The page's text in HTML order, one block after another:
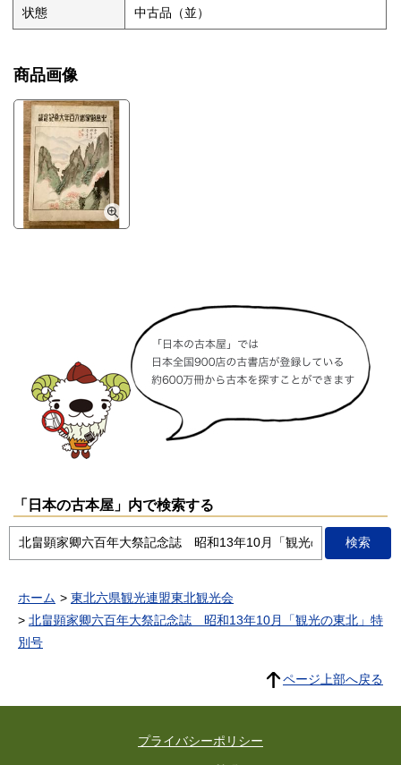
状態 中古品（並）
商品画像
「日本の古本屋」内で検索する
ホーム
東北六県観光連盟東北観光会
北畠顕家卿六百年大祭記念誌 昭和13年10月「観光の東北」特
別号
ページ上部へ戻る
プライバシーポリシー